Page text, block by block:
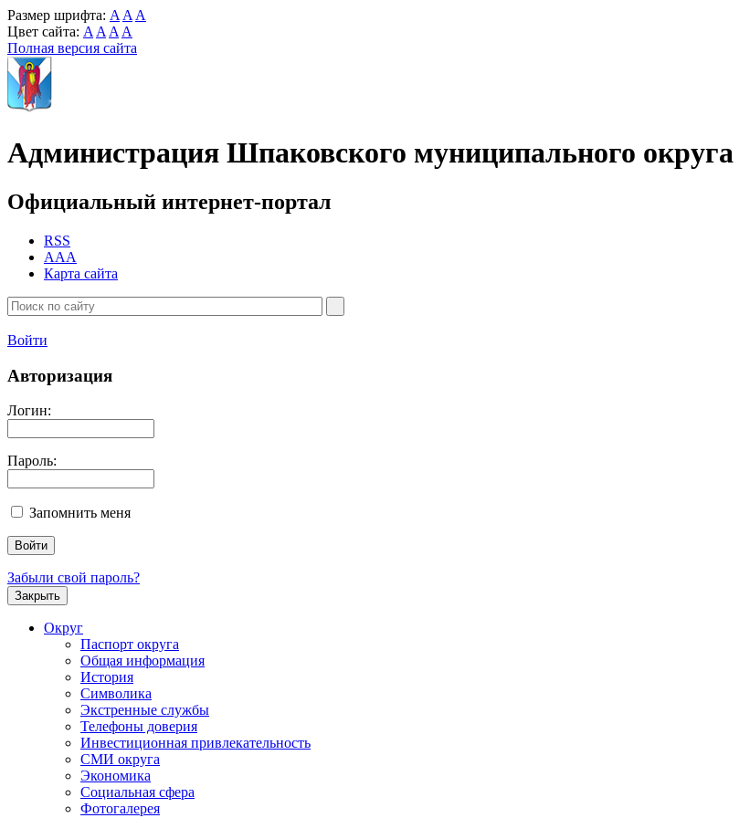
Размер шрифта: A A A
Цвет сайта: A A A A
Полная версия сайта
Администрация Шпаковского муниципального
Официальный интернет-портал
RSS
AAA
Карта сайта
Войти
Авторизация
Логин:
Пароль:
Запомнить меня
Забыли свой пароль?
Закрыть
Округ
Паспорт округа
Общая информация
История
Символика
Экстренные службы
Телефоны доверия
Инвестиционная привлекательность
СМИ округа
Экономика
Социальная сфера
Фотогалерея